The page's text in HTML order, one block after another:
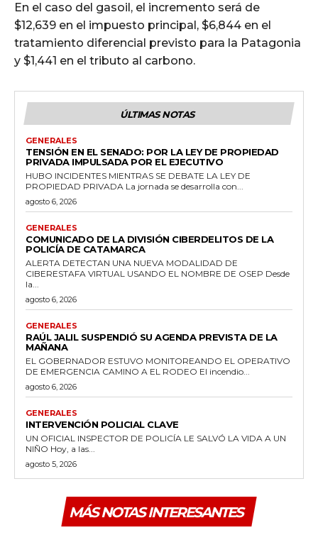
En el caso del gasoil, el incremento será de
$12,639 en el impuesto principal, $6,844 en el
tratamiento diferencial previsto para la Patagonia
y $1,441 en el tributo al carbono.
ÚLTIMAS NOTAS
GENERALES
TENSIÓN EN EL SENADO: POR LA LEY DE PROPIEDAD
PRIVADA IMPULSADA POR EL EJECUTIVO
HUBO INCIDENTES MIENTRAS SE DEBATE LA LEY DE
PROPIEDAD PRIVADA La jornada se desarrolla con...
agosto 6, 2026
GENERALES
COMUNICADO DE LA DIVISIÓN CIBERDELITOS DE LA
POLICÍA DE CATAMARCA
ALERTA DETECTAN UNA NUEVA MODALIDAD DE
CIBERESTAFA VIRTUAL USANDO EL NOMBRE DE OSEP Desde
la...
agosto 6, 2026
GENERALES
RAÚL JALIL SUSPENDIÓ SU AGENDA PREVISTA DE LA
MAÑANA
EL GOBERNADOR ESTUVO MONITOREANDO EL OPERATIVO
DE EMERGENCIA CAMINO A EL RODEO El incendio...
agosto 6, 2026
GENERALES
INTERVENCIÓN POLICIAL CLAVE
UN OFICIAL INSPECTOR DE POLICÍA LE SALVÓ LA VIDA A UN
NIÑO Hoy, a las...
agosto 5, 2026
MÁS NOTAS INTERESANTES